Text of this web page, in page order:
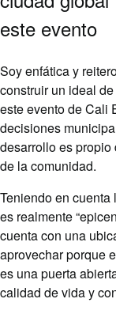
este evento
Soy enfática y
construir un ideal
este evento de Cali
decisiones
desarrollo es
de la comunidad.
Teniendo en
es realmente
cuenta con una
aprovechar porque
es una puerta
calidad de vida y